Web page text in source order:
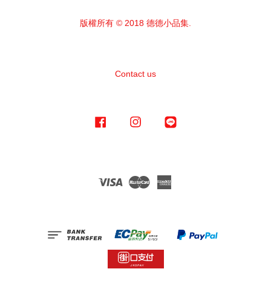
版權所有 © 2018 德德小品集.
Contact us
Facebook Instagram
Visa Master